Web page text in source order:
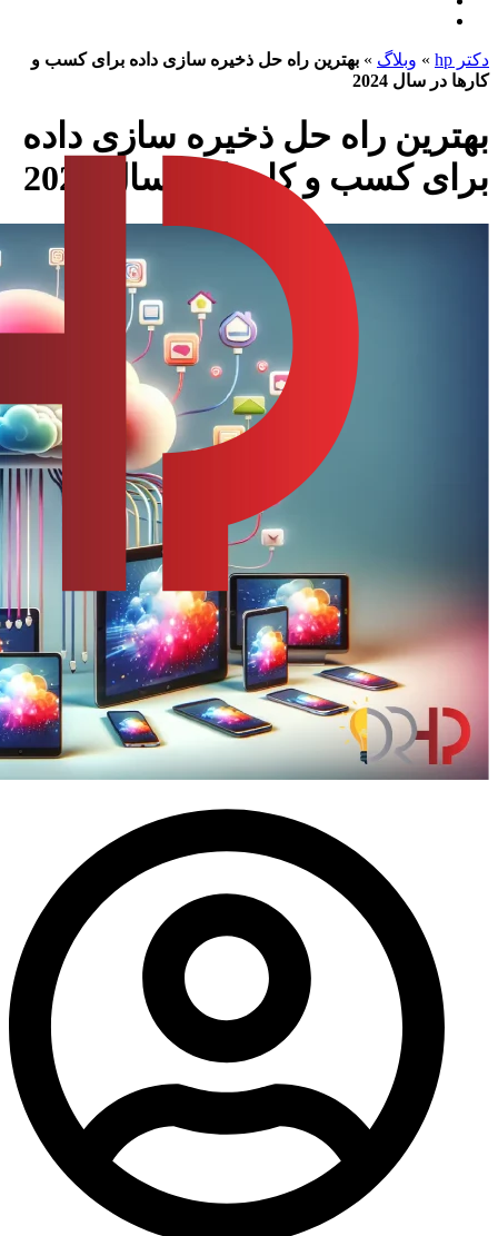
دکتر hp » وبلاگ » بهترین راه حل ذخیره سازی داده برای کسب و
کارها در سال 2024
بهترین راه حل ذخیره سازی داده
برای کسب و کارها در سال 2024